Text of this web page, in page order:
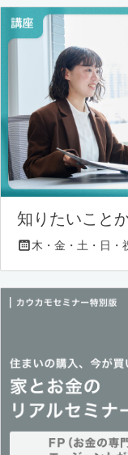
知りたいこと